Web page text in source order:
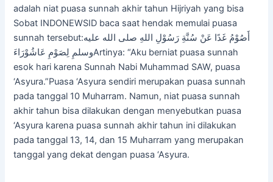
adalah niat puasa sunnah akhir tahun Hijriyah yang bisa
Sobat INDONEWSID baca saat hendak memulai puasa
sunnah tersebut:أَصُوْمُ غَدًا عَنْ سُنَّةِ رَسُوْلِ اللهِ صلى الله عليه
وسلمِ لِصَوْمِ عَاشُوْرَاءَArtinya: “Aku berniat puasa sunnah
esok hari karena Sunnah Nabi Muhammad SAW, puasa
‘Asyura.”Puasa ‘Asyura sendiri merupakan puasa sunnah
pada tanggal 10 Muharram. Namun, niat puasa sunnah
akhir tahun bisa dilakukan dengan menyebutkan puasa
‘Asyura karena puasa sunnah akhir tahun ini dilakukan
pada tanggal 13, 14, dan 15 Muharram yang merupakan
tanggal yang dekat dengan puasa ‘Asyura.